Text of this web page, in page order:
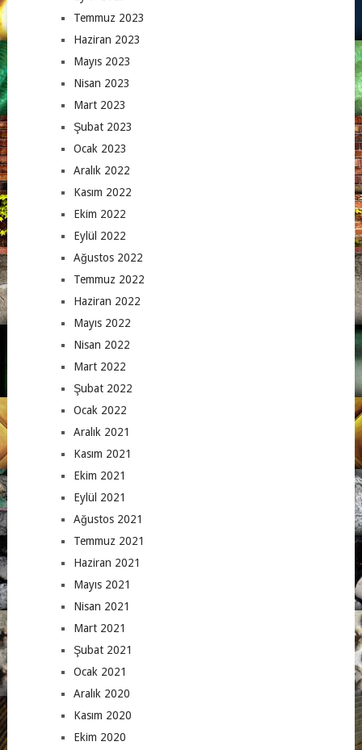
Temmuz 2023
Haziran 2023
Mayıs 2023
Nisan 2023
Mart 2023
Şubat 2023
Ocak 2023
Aralık 2022
Kasım 2022
Ekim 2022
Eylül 2022
Ağustos 2022
Temmuz 2022
Haziran 2022
Mayıs 2022
Nisan 2022
Mart 2022
Şubat 2022
Ocak 2022
Aralık 2021
Kasım 2021
Ekim 2021
Eylül 2021
Ağustos 2021
Temmuz 2021
Haziran 2021
Mayıs 2021
Nisan 2021
Mart 2021
Şubat 2021
Ocak 2021
Aralık 2020
Kasım 2020
Ekim 2020